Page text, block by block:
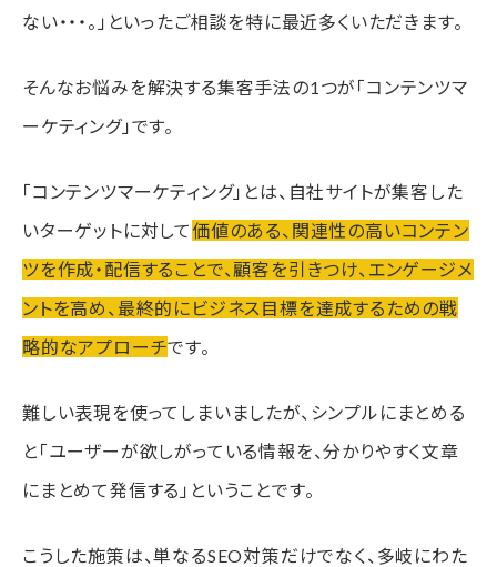
ない・・・。」といったご相談を特に最近多くいただきます。
そんなお悩みを解決する集客手法の1つが「コンテンツマ
ーケティング」です。
「コンテンツマーケティング」とは、自社サイトが集客した
いターゲットに対して 価値のある、関連性の高いコンテン
ツを作成・配信することで、顧客を引きつけ、エンゲージメ
ントを高め、最終的にビジネス目標を達成するための戦
略的なアプローチです。
難しい表現を使ってしまいましたが、シンプルにまとめる
と「ユーザーが欲しがっている情報を、分かりやすく文章
にまとめて発信する」ということです。
こうした施策は、単なるSEO対策だけでなく、多岐にわた